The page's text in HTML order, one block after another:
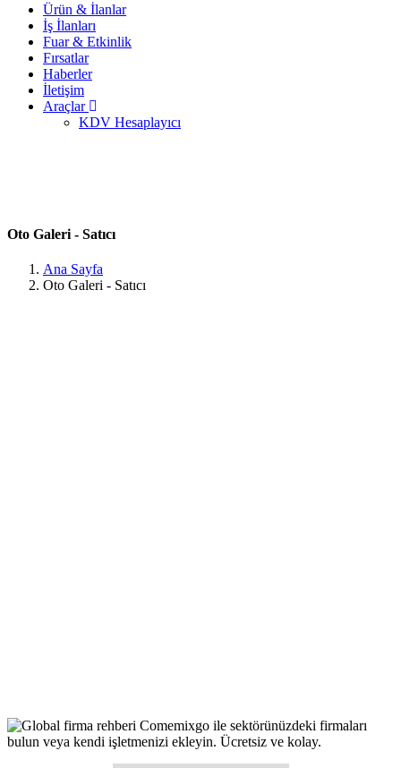
Ürün & İlanlar
İş İlanları
Fuar & Etkinlik
Fırsatlar
Haberler
İletişim
Araçlar
KDV Hesaplayıcı
Oto Galeri - Satıcı
Ana Sayfa
Oto Galeri - Satıcı